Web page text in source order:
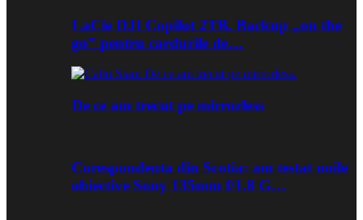
LaCie DJI Copilot 2TB. Backup „on the
go” pentru cardurile de…
De ce am trecut pe mirrorless
Corespondenta din Scotia: am testat noile
obiective Sony 135mm f/1.8 G…